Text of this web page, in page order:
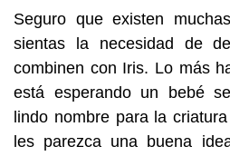
Seguro que existen
sientas la necesidad de
combinen con Iris. Lo más
está esperando un bebé
lindo nombre para la
les parezca una buena